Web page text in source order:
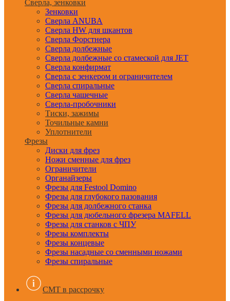
Сверла, зенковки
Зенковки
Сверла ANUBA
Сверла HW для шкантов
Сверла Форстнера
Сверла долбежные
Сверла долбежные со стамеской для JET
Сверла конфирмат
Сверла с зенкером и ограничителем
Сверла спиральные
Сверла чашечные
Сверла-пробочники
Тиски, зажимы
Точильные камни
Уплотнители
Фрезы
Диски для фрез
Ножи сменные для фрез
Ограничители
Органайзеры
Фрезы для Festool Domino
Фрезы для глубокого пазования
Фрезы для долбежного станка
Фрезы для дюбельного фрезера MAFELL
Фрезы для станков с ЧПУ
Фрезы комплекты
Фрезы концевые
Фрезы насадные со сменными ножами
Фрезы спиральные
CMT в рассрочку